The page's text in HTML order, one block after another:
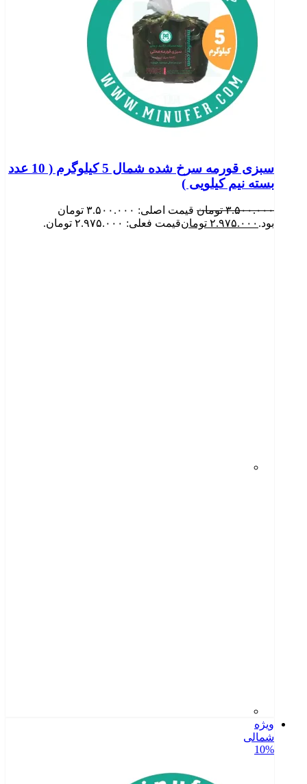
سبزی قورمه سرخ شده شمال 5 کیلوگرم ( 10 عدد
بسته نیم کیلویی )
۳.۵۰۰.۰۰۰ تومان
قیمت اصلی: ۳.۵۰۰.۰۰۰ تومان
بود. ۲.۹۷۵.۰۰۰ تومانقیمت فعلی: ۲.۹۷۵.۰۰۰ تومان.
ویژه
شمالی
10%